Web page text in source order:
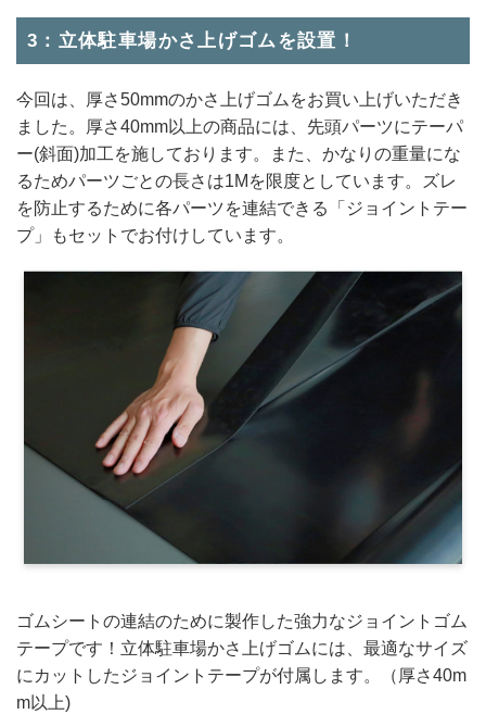
3：立体駐車場かさ上げゴムを設置！
今回は、厚さ50mmのかさ上げゴムをお買い上げいただき
ました。厚さ40mm以上の商品には、先頭パーツにテーパ
ー(斜面)加工を施しております。また、かなりの重量にな
るためパーツごとの長さは1Mを限度としています。ズレ
を防止するために各パーツを連結できる「ジョイントテー
プ」もセットでお付けしています。
ゴムシートの連結のために製作した強力なジョイントゴム
テープです！立体駐車場かさ上げゴムには、最適なサイズ
にカットしたジョイントテープが付属します。（厚さ40m
m以上)